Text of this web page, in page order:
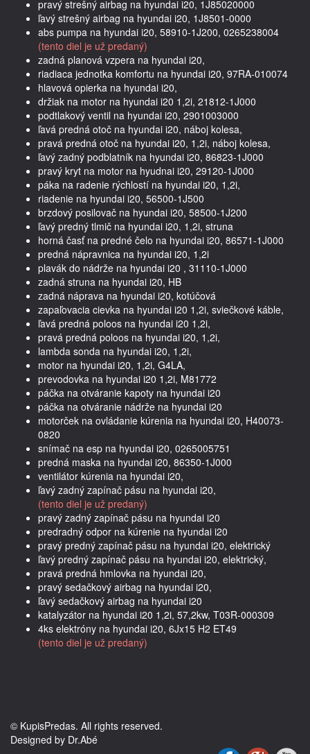
pravý strešný airbag na hyundai i20, 1J85020000
ľavý strešný airbag na hyundai i20, 1J8501-0000
abs pumpa na hyundai i20, 58910-1J200, 0265238004
(tento diel je už predaný)
zadná planová vzpera na hyundai i20,
riadiaca jednotka komfortu na hyundai i20, 97RA-010074
hlavová opierka na hyundai i20,
držiak na motor na hyundai i20 1,2i, 21812-1J000
podtlakový ventil na hyundai i20, 2901003000
ľavá predná otoč na hyundai i20, náboj kolesa,
pravá predná otoč na hyundai i20, 1,2i, náboj kolesa,
ľavý zadný podblatník na hyundai i20, 86823-1J000
pravý kryt na motor na hyudnai i20, 29120-1J000
páka na radenie rýchlostí na hyundai i20, 1,2i,
riadenie na hyundai i20, 56500-1J500
brzdový posilovač na hyundai i20, 58500-1J200
ľavý predný tlmič na hyundai i20, 1,2i, struna
horná časť na predné čelo na hyundai i20, 86571-1J000
predná nápravnica na hyundai i20, 1,2i
plavák do nádrže na hyundai i20 , 31110-1J000
zadná struna na hyundai i20, HB
zadná náprava na hyundai i20, kotúčová
zapaľovacia cievka na hyundai i20 1,2i, sviečkové káble,
ľavá predná poloos na hyundai i20 1,2i,
pravá predná poloos na hyundai i20, 1,2i,
lambda sonda na hyundai i20, 1,2i,
motor na hyundai i20, 1,2i, G4LA,
prevodovka na hyundai i20 1,2i, M81772
páčka na otváranie kapoty na hyundai i20
páčka na otváranie nádrže na hyundai i20
motorček na ovládanie kúrenia na hyundai i20, H40073-
0820
snímač na esp na hyundai i20, 0265005751
predná maska na hyundai i20, 86350-1J000
ventilátor kúrenia na hyundai i20,
ľavý zadný zapínač pásu na hyundai i20,
(tento diel je už predaný)
pravý zadný zapínač pásu na hyundai i20
predradný odpor na kúrenie na hyundai i20
pravý predný zapínač pásu na hyundai i20, elektrický
ľavý predný zapínač pásu na hyundai i20, elektrický,
pravá predná hmlovka na hyundai i20,
pravý sedačkový airbag na hyundai i20,
ľavý sedačkový airbag na hyundai i20
katalyzátor na hyundai i20 1,2i, 57,2kw, T03R-000309
4ks elektróny na hyundai i20, 6Jx15 H2 ET49
(tento diel je už predaný)
© KupisPredas. All rights reserved.
Designed by Dr.Abé